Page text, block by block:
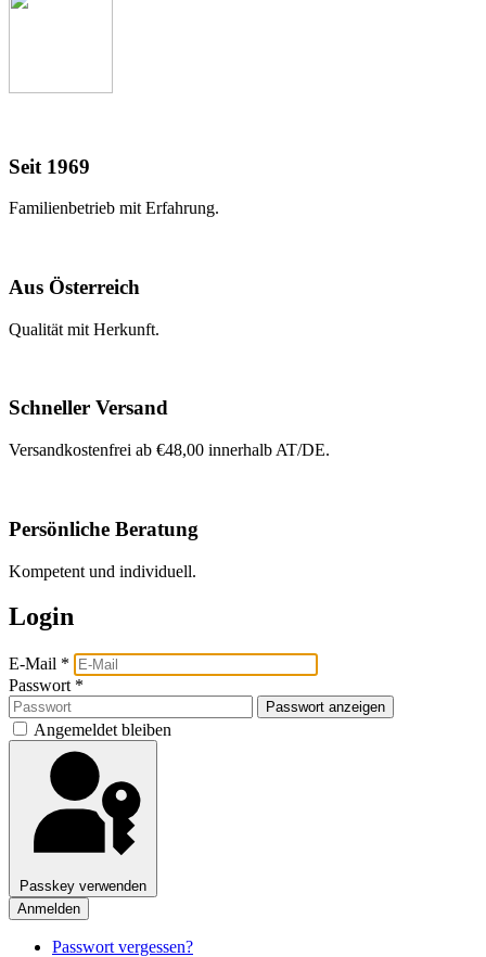
Seit 1969
Familienbetrieb mit Erfahrung.
Aus Österreich
Qualität mit Herkunft.
Schneller Versand
Versandkostenfrei ab €48,00 innerhalb AT/DE.
Persönliche Beratung
Kompetent und individuell.
Login
E-Mail *
Passwort *
Passwort anzeigen
Angemeldet bleiben
Passkey verwenden
Anmelden
Passwort vergessen?